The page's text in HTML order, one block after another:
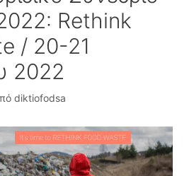
Rethink
/ 20-21
2022
diktiofodsa